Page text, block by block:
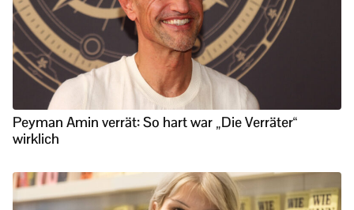
Peyman Amin verrät: So hart war „Die Verräter“
wirklich